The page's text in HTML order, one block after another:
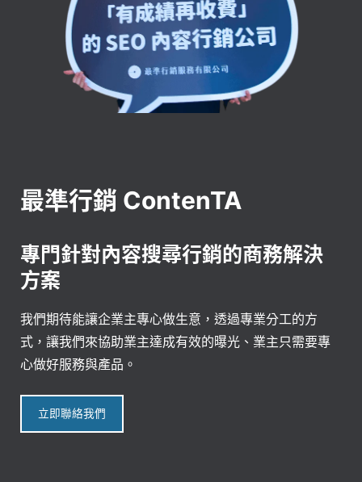
最準行銷 ContenTA
專門針對內容搜尋行銷的商務解決
方案
我們期待能讓企業主專心做生意，透過專業分工的方
式，讓我們來協助業主達成有效的曝光、業主只需要專
心做好服務與產品。
立即聯絡我們